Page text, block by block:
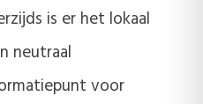
is er het lokaal
neutraal
voor